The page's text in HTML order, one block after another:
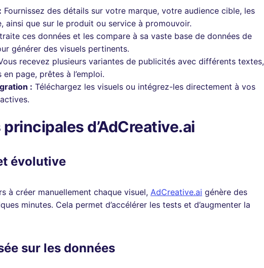
Fournissez des détails sur votre marque, votre audience cible, les
ainsi que sur le produit ou service à promouvoir.
ces données et les compare à sa vaste base de données de
générer des visuels pertinents.
recevez plusieurs variantes de publicités avec différents textes,
page, prêtes à l’emploi.
: Téléchargez les visuels ou intégrez-les directement à vos
d’AdCreative.ai
évolutive
à créer manuellement chaque visuel, AdCreative.ai génère des
minutes. Cela permet d’accélérer les tests et d’augmenter la
sur les données